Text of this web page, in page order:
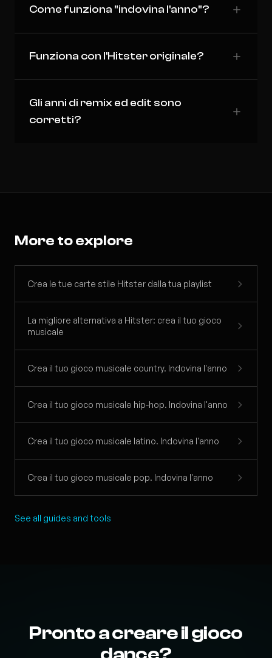
Come funziona "indovina l'anno"?
Funziona con l'Hitster originale?
Gli anni di remix ed edit sono
corretti?
More to explore
Crea le tue carte stile Hitster dalla tua playlist
La migliore alternativa a Hitster: crea il tuo gioco
musicale
Crea il tuo gioco musicale country. Indovina l'anno
Crea il tuo gioco musicale hip-hop. Indovina l'anno
Crea il tuo gioco musicale latino. Indovina l'anno
Crea il tuo gioco musicale pop. Indovina l'anno
See all guides and tools
Pronto a creare il gioco